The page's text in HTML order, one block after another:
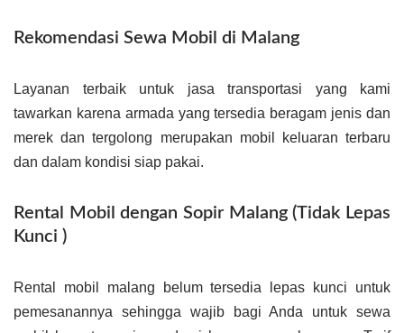
Rekomendasi Sewa Mobil di Malang
Layanan terbaik untuk jasa transportasi yang kami
tawarkan karena armada yang tersedia beragam jenis dan
merek dan tergolong merupakan mobil keluaran terbaru
dan dalam kondisi siap pakai.
Rental Mobil dengan Sopir Malang (Tidak Lepas
Kunci )
Rental mobil malang belum tersedia lepas kunci untuk
pemesanannya sehingga wajib bagi Anda untuk sewa